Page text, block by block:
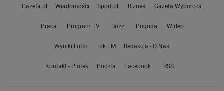
Gazeta.pl Wiadomości Sport.pl Biznes Gazeta Wyborcza
Praca Program TV Buzz Pogoda Wideo
Wyniki Lotto Tok.FM Redakcja - O Nas
Kontakt - Plotek Poczta Facebook RSS